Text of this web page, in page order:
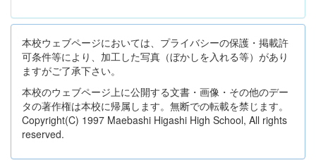
本校ウェブページにおいては、プライバシーの保護・掲載許
可条件等により、加工した写真（ぼかしを入れる等）があり
ますがご了承下さい。
本校のウェブページ上に公開する文書・画像・その他のデー
タの著作権は本校に帰属します。無断での転載を禁じます。
Copyright(C) 1997 Maebashi Higashi High School, All rights
reserved.